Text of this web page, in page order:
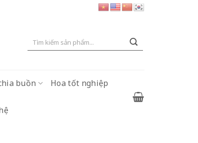
Tìm
buồn Hoa tốt nghiệp